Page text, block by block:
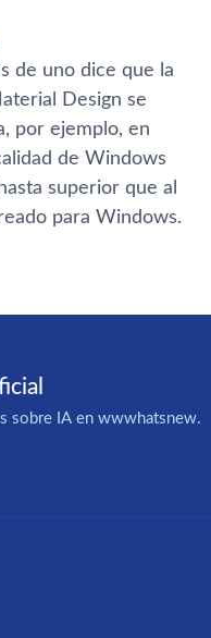
de uno dice que la
Design se
por ejemplo, en
de Windows
superior que al
para Windows.
sobre IA en wwwhatsnew.